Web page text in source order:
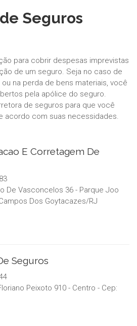
Seguros
para cobrir despesas imprevistas
de um seguro. Seja no caso de
na perda de bens materiais, você
pela apólice do seguro.
de seguros para que você
acordo com suas necessidades.
E Corretagem De
De Vasconcelos 36 - Parque Joo
Dos Goytacazes/RJ
Seguros
Peixoto 910 - Centro - Cep: